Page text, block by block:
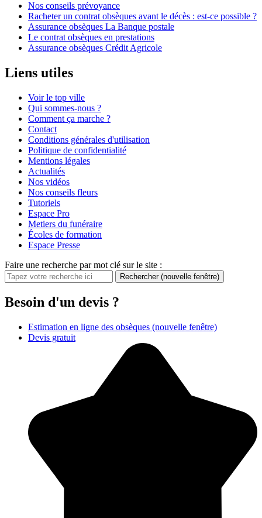
Nos conseils prévoyance
Racheter un contrat obsèques avant le décès : est-ce possible ?
Assurance obsèques La Banque postale
Le contrat obsèques en prestations
Assurance obsèques Crédit Agricole
Liens utiles
Voir le top ville
Qui sommes-nous ?
Comment ça marche ?
Contact
Conditions générales d'utilisation
Politique de confidentialité
Mentions légales
Actualités
Nos vidéos
Nos conseils fleurs
Tutoriels
Espace Pro
Metiers du funéraire
Écoles de formation
Espace Presse
Faire une recherche par mot clé sur le site :
Rechercher (nouvelle fenêtre)
Besoin d'un devis ?
Estimation en ligne des obsèques (nouvelle fenêtre)
Devis gratuit